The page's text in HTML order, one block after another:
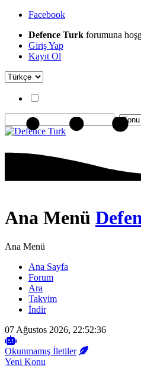
Facebook
Defence Turk forumuna
Giriş Yap
Kayıt Ol
Ana Menü
Ana Menü
Ana Sayfa
Forum
Ara
Takvim
İndir
07 Ağustos 2026, 22:52:36
Okunmamış İletiler
Yeni Konu